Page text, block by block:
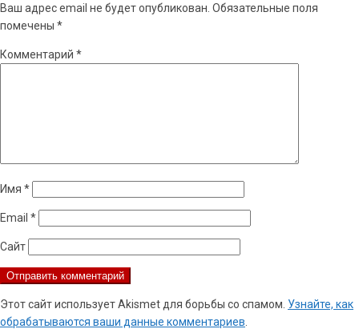
Ваш адрес email не будет опубликован. Обязательные поля
помечены *
Комментарий *
Имя *
Email *
Сайт
Этот сайт использует Akismet для борьбы со спамом. Узнайте, как
обрабатываются ваши данные комментариев